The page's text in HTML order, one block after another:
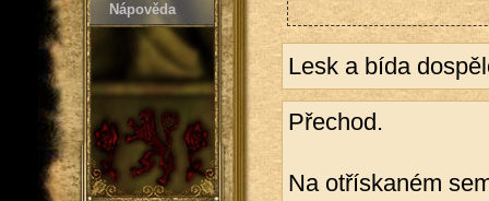
Nápověda
Lesk a bída
Přechod.
Na otřískaném